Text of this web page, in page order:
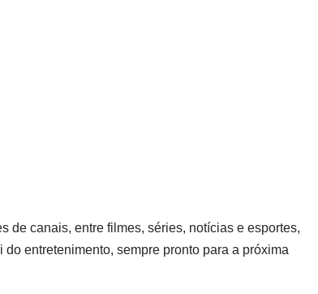
de canais, entre filmes, séries, notícias e esportes,
entretenimento, sempre pronto para a próxima